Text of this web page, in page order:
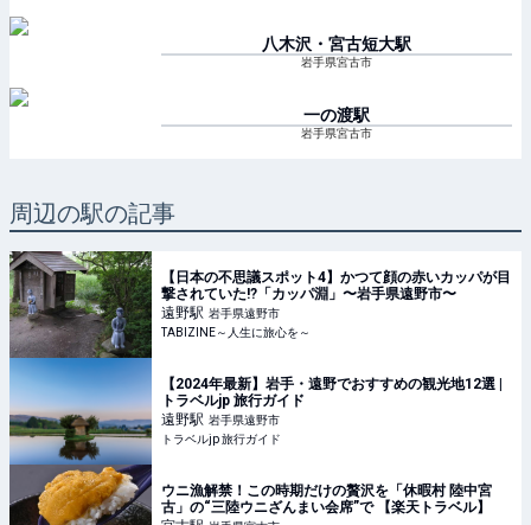
八木沢・宮古短大駅
岩手県宮古市
一の渡駅
岩手県宮古市
周辺の駅の記事
【日本の不思議スポット4】かつて顔の赤いカッパが目
撃されていた!?「カッパ淵」〜岩手県遠野市〜
遠野駅 岩手県遠野市
TABIZINE～人生に旅心を～
【2024年最新】岩手・遠野でおすすめの観光地12選 |
トラベルjp 旅行ガイド
遠野駅 岩手県遠野市
トラベルjp 旅行ガイド
ウニ漁解禁！この時期だけの贅沢を「休暇村 陸中宮
古」の“三陸ウニざんまい会席”で 【楽天トラベル】